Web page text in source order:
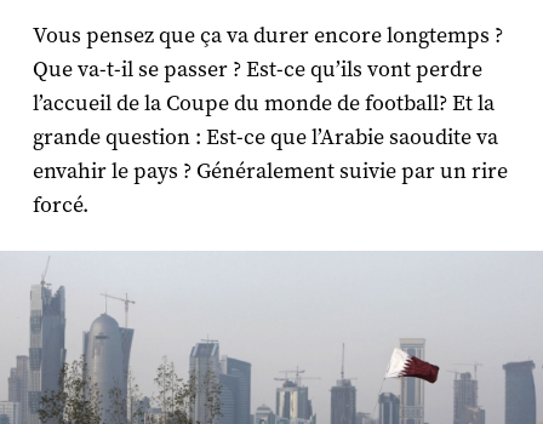
Vous pensez que ça va durer encore longtemps ?
Que va-t-il se passer ? Est-ce qu’ils vont perdre
l’accueil de la Coupe du monde de football? Et la
grande question : Est-ce que l’Arabie saoudite va
envahir le pays ? Généralement suivie par un rire
forcé.